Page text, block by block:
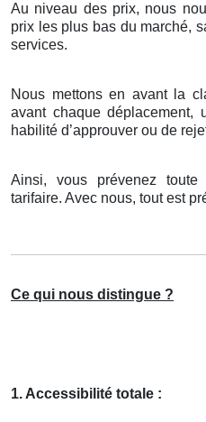
Au niveau des prix, nous
prix les plus bas du marché,
services.
Nous mettons en avant la
avant chaque déplacement,
habilité d’approuver ou de
Ainsi, vous prévenez toute
tarifaire. Avec nous, tout est
Ce qui nous distingue ?
1. Accessibilité totale :